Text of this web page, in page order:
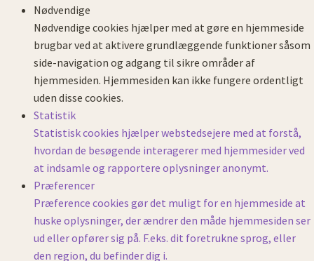
Nødvendige
Nødvendige cookies hjælper med at gøre en hjemmeside
brugbar ved at aktivere grundlæggende funktioner såsom
side-navigation og adgang til sikre områder af
hjemmesiden. Hjemmesiden kan ikke fungere ordentligt
uden disse cookies.
Statistik
Statistisk cookies hjælper webstedsejere med at forstå,
hvordan de besøgende interagerer med hjemmesider ved
at indsamle og rapportere oplysninger anonymt.
Præferencer
Præference cookies gør det muligt for en hjemmeside at
huske oplysninger, der ændrer den måde hjemmesiden ser
ud eller opfører sig på. F.eks. dit foretrukne sprog, eller
den region, du befinder dig i.